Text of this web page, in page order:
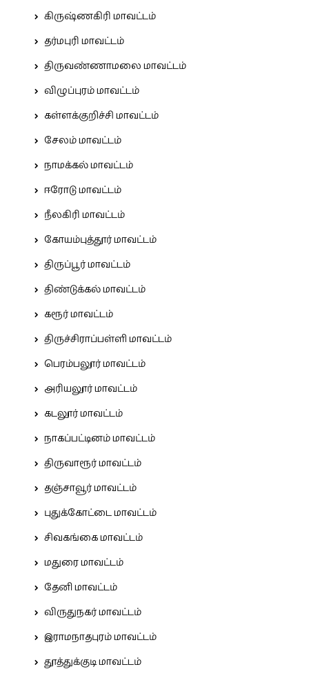
கிருஷ்ணகிரி மாவட்டம்
தர்மபுரி மாவட்டம்
திருவண்ணாமலை மாவட்டம்
விழுப்புரம் மாவட்டம்
கள்ளக்குறிச்சி மாவட்டம்
சேலம் மாவட்டம்
நாமக்கல் மாவட்டம்
ஈரோடு மாவட்டம்
நீலகிரி மாவட்டம்
கோயம்புத்தூர் மாவட்டம்
திருப்பூர் மாவட்டம்
திண்டுக்கல் மாவட்டம்
கரூர் மாவட்டம்
திருச்சிராப்பள்ளி மாவட்டம்
பெரம்பலூர் மாவட்டம்
அரியலூர் மாவட்டம்
கடலூர் மாவட்டம்
நாகப்பட்டினம் மாவட்டம்
திருவாரூர் மாவட்டம்
தஞ்சாவூர் மாவட்டம்
புதுக்கோட்டை மாவட்டம்
சிவகங்கை மாவட்டம்
மதுரை மாவட்டம்
தேனி மாவட்டம்
விருதுநகர் மாவட்டம்
இராமநாதபுரம் மாவட்டம்
தூத்துக்குடி மாவட்டம்